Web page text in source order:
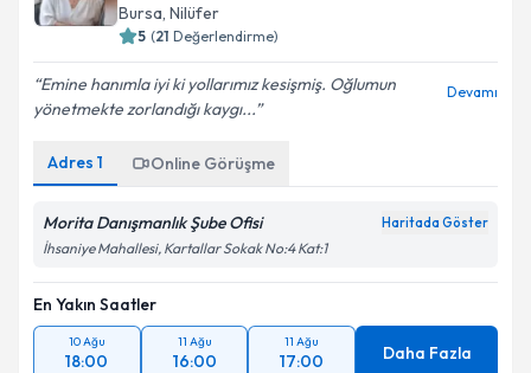
Bursa, Nilüfer
5 (21 Değerlendirme)
Emine hanımla iyi ki yollarımız kesişmiş. Oğlumun
yönetmekte zorlandığı kaygı...
Devamı
Adres 1 Online Görüşme
Morita Danışmanlık Şube Ofisi Haritada Göster
İhsaniye Mahallesi, Kartallar Sokak No:4 Kat:1
En Yakın Saatler
10 Ağu
18:00
11 Ağu
16:00
11 Ağu
17:00 Daha Fazla